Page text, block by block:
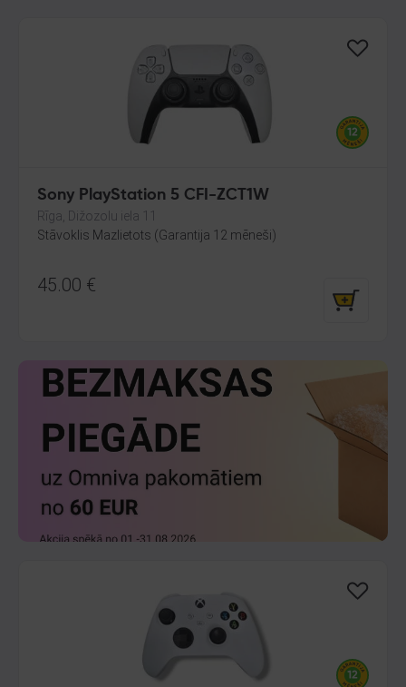
Sony PlayStation 5 CFI-ZCT1W
Rīga, Dižozolu iela 11
Stāvoklis Mazlietots (Garantija 12 mēneši)
45.00 €